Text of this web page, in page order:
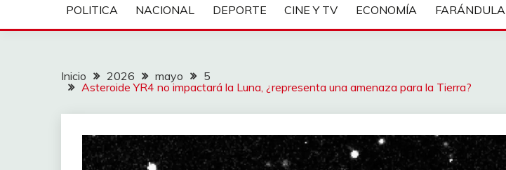
POLITICA NACIONAL DEPORTE CINE Y TV ECONOMÍA FARÁNDULA
Inicio 2026 mayo
5
Asteroide YR4 no impactará la Luna, ¿representa una amenaza para la Tierra?